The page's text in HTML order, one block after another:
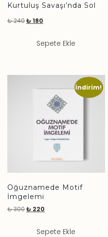
Kurtuluş Savaşı’nda Sol
₺240₺180
Sepete Ekle
İndirim!
Oğuznamede Motif
İmgelemi
₺300₺ 220
Sepete Ekle